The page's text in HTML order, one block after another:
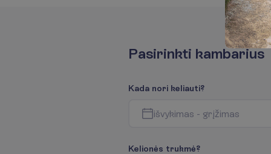
Pasirinkti kambarius
Kada nori keliauti?
išvykimas - grįžimas
Kelionės trukmė?